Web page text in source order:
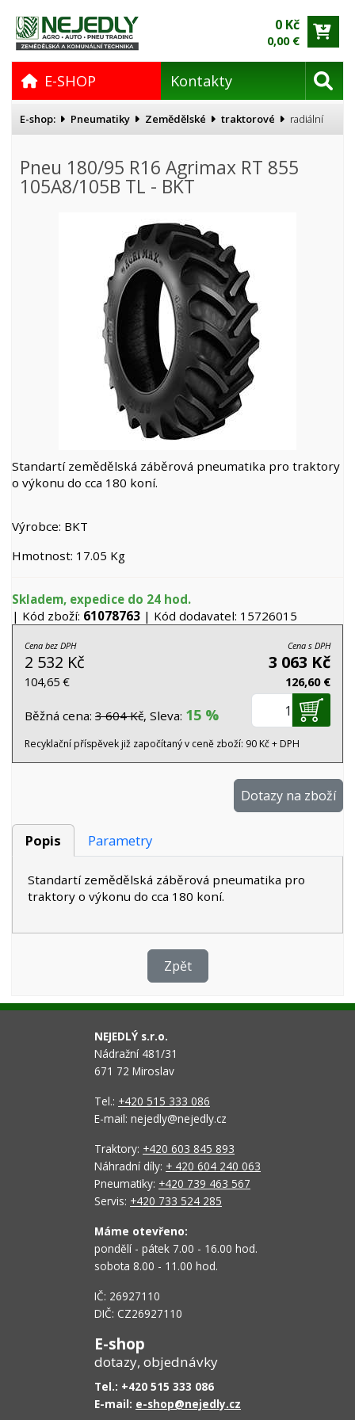
0 Kč
0,00 €
E-SHOP Kontakty
E-shop: Pneumatiky Zemědělské traktorové radiální
Pneu 180/95 R16 Agrimax RT 855
105A8/105B TL - BKT
Standartí zemědělská záběrová pneumatika pro traktory
o výkonu do cca 180 koní.
Výrobce: BKT
Hmotnost: 17.05 Kg
Skladem, expedice do 24 hod.
| Kód zboží: 61078763 | Kód dodavatel: 15726015
Cena bez DPH
2 532 Kč
104,65 €
Cena s DPH
3 063 Kč
126,60 €
Běžná cena: 3 604 Kč, Sleva: 15 %
Recyklační příspěvek již započítaný v ceně zboží: 90 Kč + DPH
Dotazy na zboží
Popis Parametry
Standartí zemědělská záběrová pneumatika pro
traktory o výkonu do cca 180 koní.
Zpět
NEJEDLÝ s.r.o.
Nádražní 481/31
671 72 Miroslav
Tel.: +420 515 333 086
E-mail: nejedly@nejedly.cz
Traktory: +420 603 845 893
Náhradní díly: + 420 604 240 063
Pneumatiky: +420 739 463 567
Servis: +420 733 524 285
Máme otevřeno:
pondělí - pátek 7.00 - 16.00 hod.
sobota 8.00 - 11.00 hod.
IČ: 26927110
DIČ: CZ26927110
E-shop
dotazy, objednávky
Tel.: +420 515 333 086
E-mail: e-shop@nejedly.cz